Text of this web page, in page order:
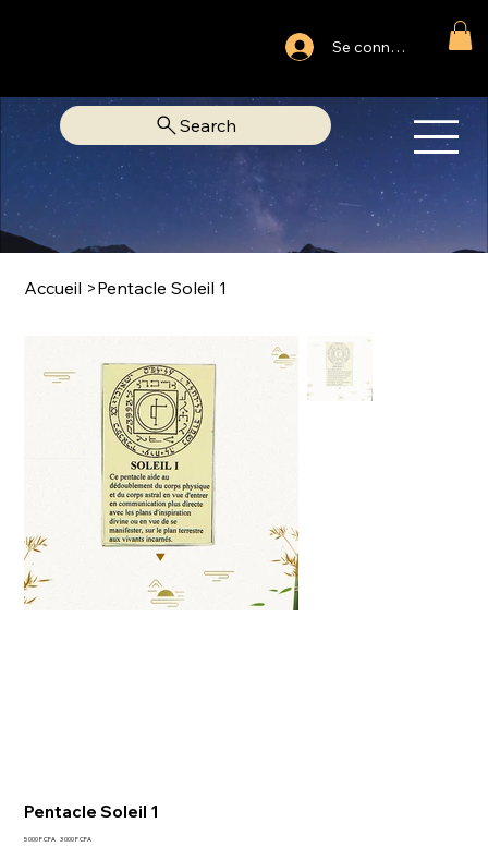
Se connecter
Accueil >Pentacle Soleil 1
Pentacle Soleil 1
Prix
5 000 F CFA Prix
3 000 F CFA
LIBRAIRIE SPIRITUELLESearch